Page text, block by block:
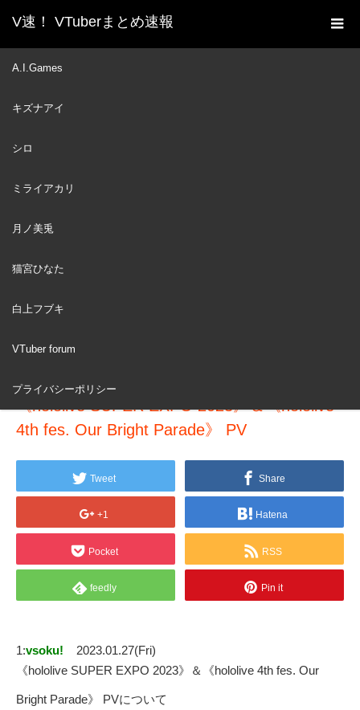
V速！ VTuberまとめ速報
A.I.Games
キズナアイ
シロ
ミライアカリ
月ノ美兎
猫宮ひなた
白上フブキ
VTuber forum
プライバシーポリシー
ホーム
新着動画一覧
28
《hololive SUPER EXPO 2023》＆《hololive
4th fes. Our Bright Parade》 PV
Tweet Share
+1 Hatena
Pocket RSS
feedly Pin it
1:vsoku!
2023.01.27(Fri)
《hololive SUPER EXPO 2023》＆《hololive 4th fes. Our
Bright Parade》 PVについて